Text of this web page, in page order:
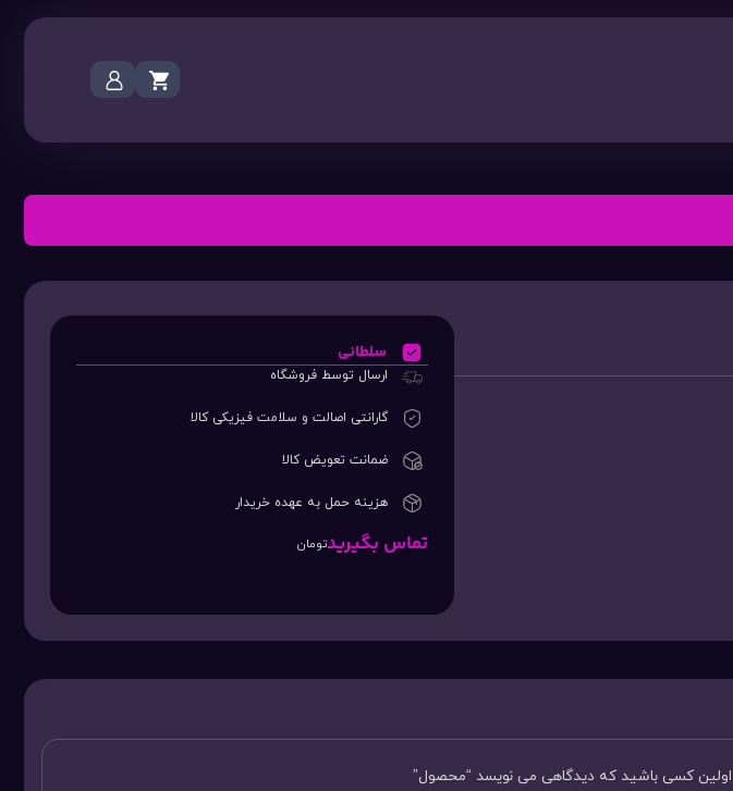
سلطانی
ارسال توسط فروشگاه
گارانتی اصالت و سلامت فیزیکی کالا
ضمانت تعویض کالا
هزینه حمل به عهده خریدار
تماس بگیریدتومان
اولین کسی باشید که دیدگاهی می نویسد “محصول”